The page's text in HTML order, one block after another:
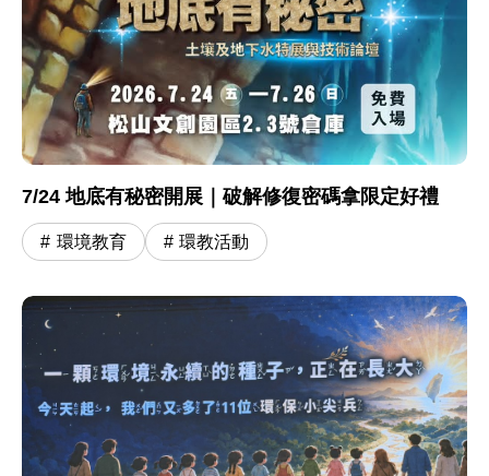
7/24 地底有秘密開展｜破解修復密碼拿限定好禮
環境教育 環教活動